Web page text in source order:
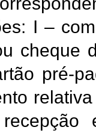
I –
cheque
pré-